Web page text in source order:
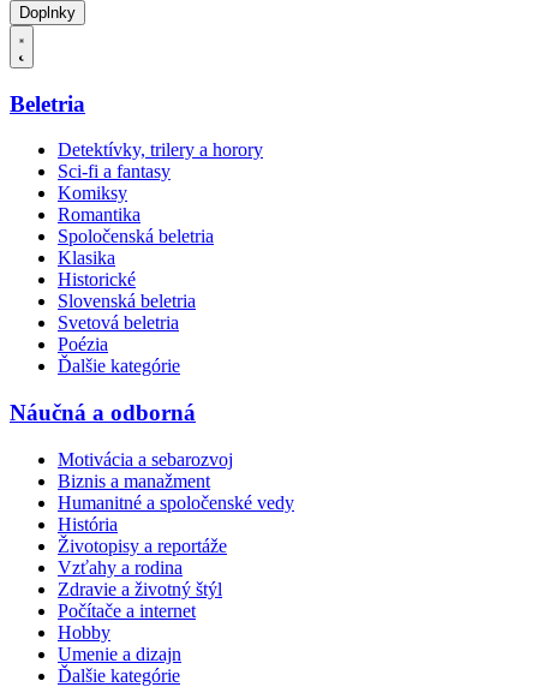
Doplnky
Beletria
Detektívky, trilery a horory
Sci-fi a fantasy
Komiksy
Romantika
Spoločenská beletria
Klasika
Historické
Slovenská beletria
Svetová beletria
Poézia
Ďalšie kategórie
Náučná a odborná
Motivácia a sebarozvoj
Biznis a manažment
Humanitné a spoločenské vedy
História
Životopisy a reportáže
Vzťahy a rodina
Zdravie a životný štýl
Počítače a internet
Hobby
Umenie a dizajn
Ďalšie kategórie